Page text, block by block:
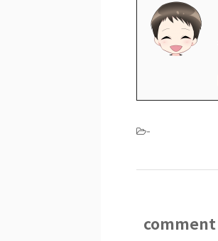
-
comment